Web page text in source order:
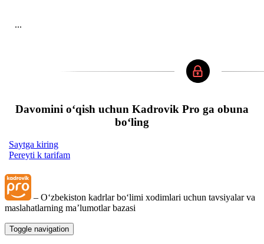
...
Davomini oʻqish uchun Kadrovik Pro ga obuna
boʻling
Saytga kiring
Pereyti k tarifam
– Oʻzbekiston kadrlar boʻlimi хodimlari uchun tavsiyalar va
maslahatlarning ma’lumotlar bazasi
Toggle navigation